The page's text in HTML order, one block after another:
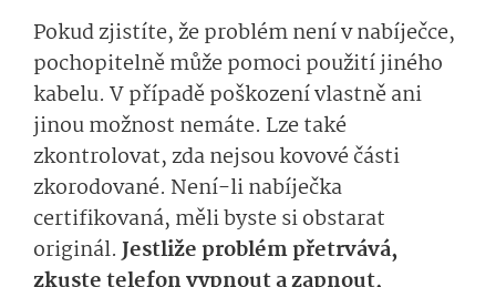
Pokud zjistíte, že problém není v nabíječce,
pochopitelně může pomoci použití jiného
kabelu. V případě poškození vlastně ani
jinou možnost nemáte. Lze také
zkontrolovat, zda nejsou kovové části
zkorodované. Není-li nabíječka
certifikovaná, měli byste si obstarat
originál. Jestliže problém přetrvává,